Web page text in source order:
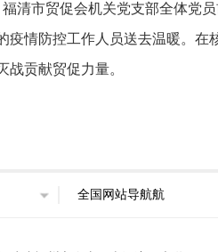
福清市贸促会机关党支部全体党
疫情防控工作人员送去温暖。在
战贡献贸促力量。
全国网站导航航